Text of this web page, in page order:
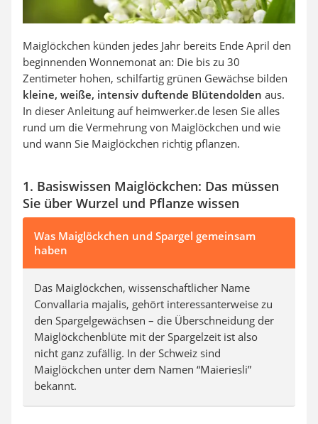
Maiglöckchen künden jedes Jahr bereits Ende April den
beginnenden Wonnemonat an: Die bis zu 30
Zentimeter hohen, schilfartig grünen Gewächse bilden
kleine, weiße, intensiv duftende Blütendolden aus.
In dieser Anleitung auf heimwerker.de lesen Sie alles
rund um die Vermehrung von Maiglöckchen und wie
und wann Sie Maiglöckchen richtig pflanzen.
1. Basiswissen Maiglöckchen: Das müssen
Sie über Wurzel und Pflanze wissen
Was Maiglöckchen und Spargel gemeinsam
haben
Das Maiglöckchen, wissenschaftlicher Name
Convallaria majalis, gehört interessanterweise zu
den Spargelgewächsen – die Überschneidung der
Maiglöckchenblüte mit der Spargelzeit ist also
nicht ganz zufällig. In der Schweiz sind
Maiglöckchen unter dem Namen “Maieriesli”
bekannt.